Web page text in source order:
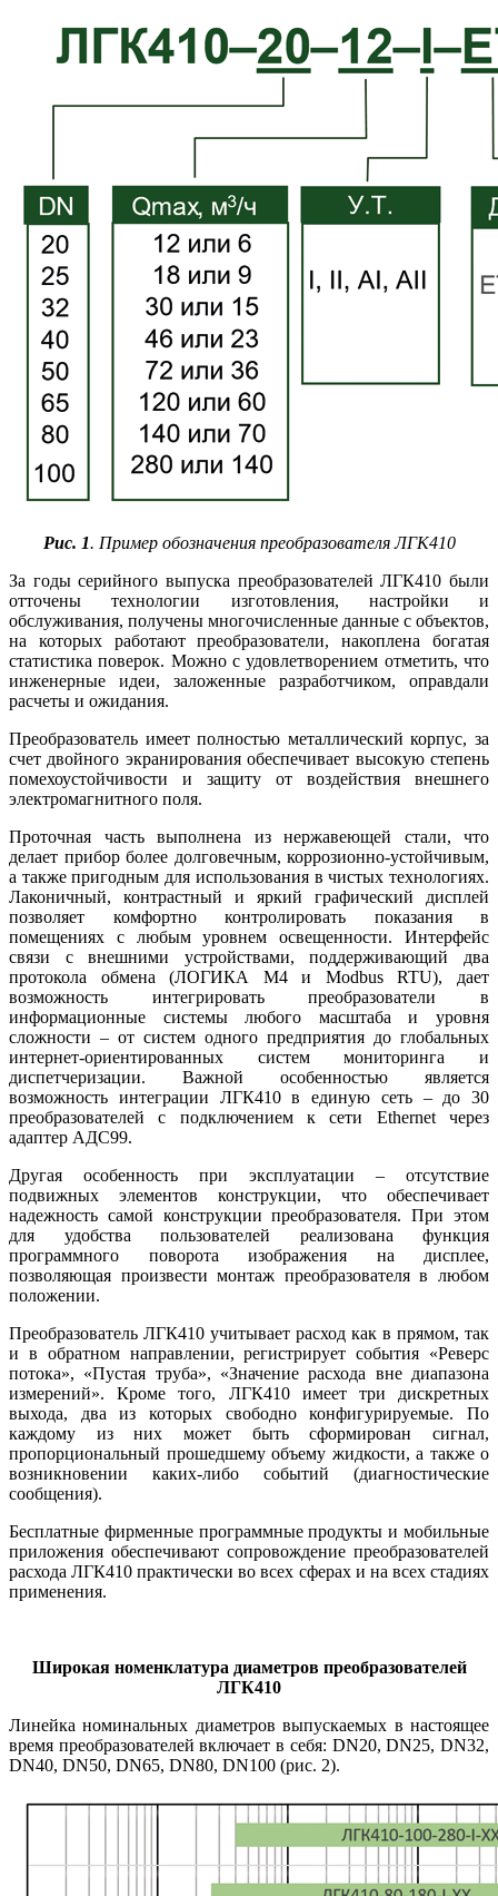
Рис. 1. Пример обозначения преобразователя ЛГК410
За годы серийного выпуска преобразователей ЛГК410 бы­ли
отточены технологии изготовления, настройки и
обслуживания, получены многочисленные данные с объектов,
на которых работают преобразователи, накоплена богатая
статистика поверок. Можно с удовлетворением отметить, что
инженерные идеи, заложенные разработчиком, оправдали
расчеты и ожидания.
Преобразователь имеет полностью металлический корпус, за
счет двойного экранирования обеспечивает высокую степень
помехоустойчивости и защиту от воздействия внешнего
электромагнитного поля.
Проточная часть выполнена из нержавеющей стали, что
делает прибор более долговечным, коррозионно-устойчивым,
а также пригодным для использования в чистых технологиях.
Лаконичный, контрастный и яркий графический дисплей
позволяет комфортно контролировать показания в
помещениях с любым уровнем освещенности. Интерфейс
связи с внешними устройствами, поддерживающий два
протокола обмена (ЛОГИКА М4 и Modbus RTU), дает
возможность интегрировать преобразователи в
информационные системы любого масштаба и уровня
сложности – от систем одного предприятия до глобальных
интернет-ориентированных систем мониторинга и
диспетчеризации. Важной особенностью является
возможность интеграции ЛГК410 в единую сеть – до 30
преобразователей с подключением к се­ти Ethernet через
адаптер АДС99.
Другая особенность при эксплуатации – отсутствие
подвижных элементов конструкции, что обеспечивает
надежность самой конструкции преобразователя. При этом
для удобства пользователей реализована функция
программного поворота изображения на дисплее,
позволяющая произвести монтаж преобразователя в любом
положении.
Преобразователь ЛГК410 учитывает расход как в прямом, так
и в обратном направлении, регистрирует события «Реверс
потока», «Пустая труба», «Значение расхода вне диапазона
измерений». Кроме то­го, ЛГК410 имеет три дискретных
выхода, два из которых свободно конфигурируемые. По
каждому из них может быть сформирован сигнал,
пропорциональный прошедшему объему жидкости, а также о
возникновении каких-либо событий (диагностические
сообщения).
Бесплатные фирменные программные продукты и мобильные
приложения обеспечивают сопровождение преобразователей
расхода ЛГК410 практически во всех сферах и на всех стадиях
применения.
Широкая номенклатура диаметров преобразователей
ЛГК410
Линейка номинальных диаметров выпускаемых в настоящее
время преобразователей включает в се­бя: DN20, DN25, DN32,
DN40, DN50, DN65, DN80, DN100 (рис. 2).